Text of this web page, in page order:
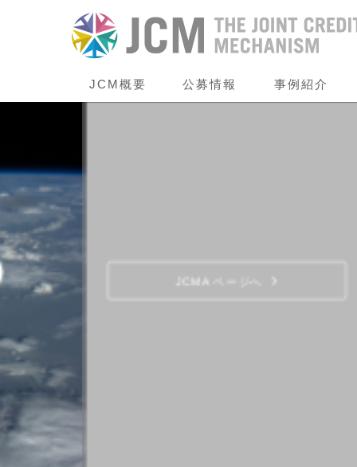
JCM概要 公募情報 事例紹介